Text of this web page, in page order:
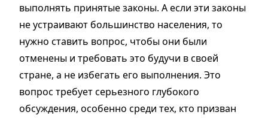
выполнять принятые законы. А если эти законы
не устраивают большинство населения, то
нужно ставить вопрос, чтобы они были
отменены и требовать это будучи в своей
стране, а не избегать его выполнения. Это
вопрос требует серьезного глубокого
обсуждения, особенно среди тех, кто призван